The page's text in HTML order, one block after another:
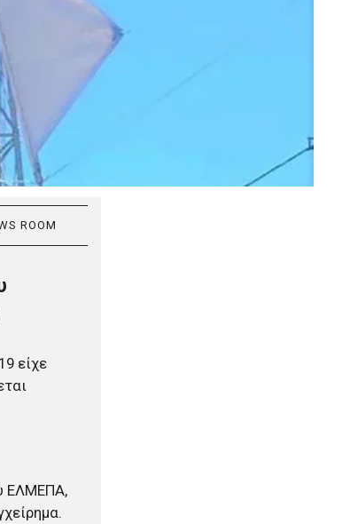
ROOM
είχε
ΕΛΜΕΠΑ,